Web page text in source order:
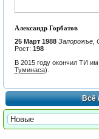
Александр Горбатов
25 Март 1988 Запорожье,
Рост: 198
В 2015 году окончил ТИ
Туминаса).
Всё